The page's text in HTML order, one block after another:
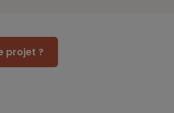
projet ?